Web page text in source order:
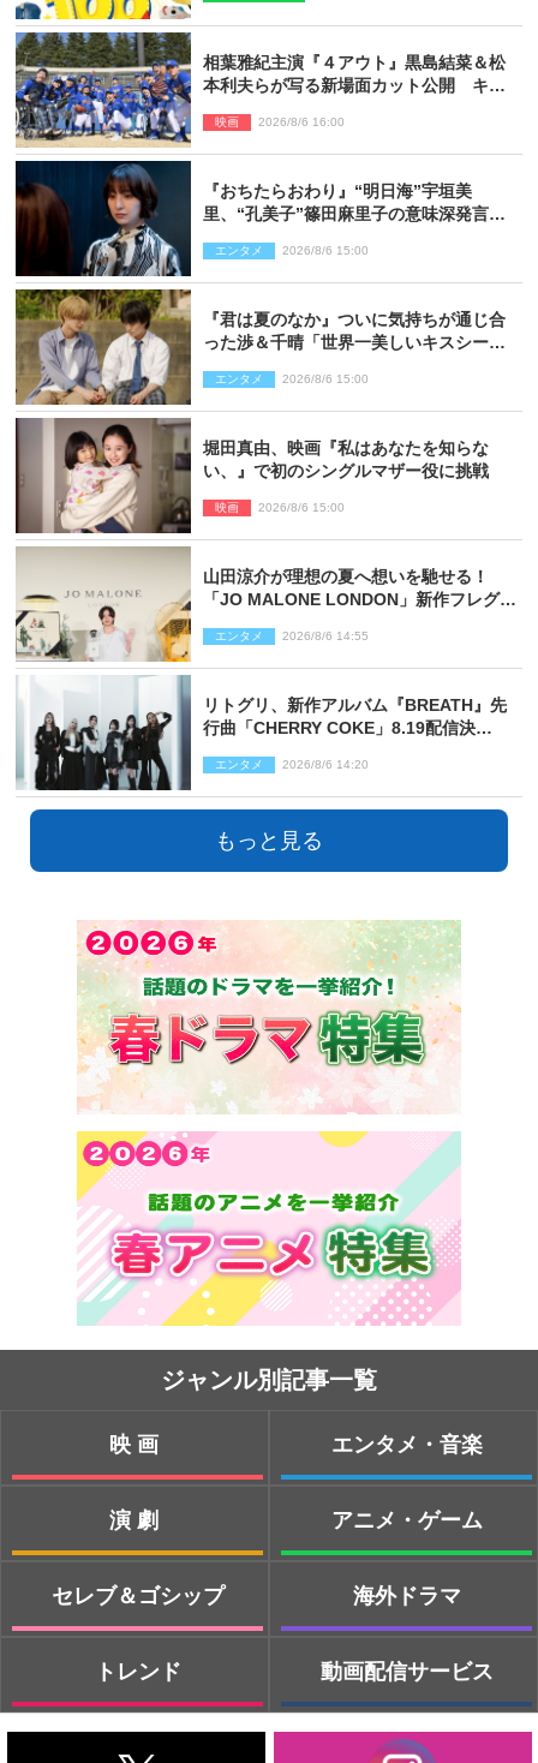
相葉雅紀主演『４アウト』黒島結菜＆松
本利夫らが写る新場面カット公開 キャ
映画 2026/8/6 16:00
『おちたらおわり』“明日海”宇垣美
里、“孔美子”篠田麻里子の意味深発言に
開」
エンタメ 2026/8/6 15:00
『君は夏のなか』ついに気持ちが通じ合
った渉＆千晴「世界一美しいキスシー
エンタメ 2026/8/6 15:00
堀田真由、映画『私はあなたを知らな
い、』で初のシングルマザー役に挑戦
映画 2026/8/6 15:00
山田涼介が理想の夏へ想いを馳せる！
「JO MALONE LONDON」新作フレグラ
エンタメ 2026/8/6 14:55
リトグリ、新作アルバム『BREATH』先
行曲「CHERRY COKE」8.19配信決
エンタメ 2026/8/6 14:20
もっと見る
ジャンル別記事一覧
映画
演劇
セレブ＆ゴシップ
トレンド
エンタメ・音楽
アニメ・ゲーム
海外ドラマ
動画配信サービス